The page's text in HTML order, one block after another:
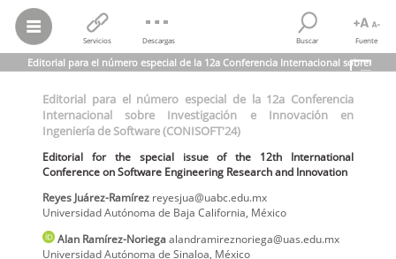
Servicios Descargas Buscar Fuente
Editorial para el número especial de la 12a Conferencia Internacional sobre
Investigación e Innovación en Ingeniería de Software (CONISOFT'24)
Reyes Juárez-Ramírez; Alan Ramírez-Noriega; José Alfonso Aguilar-
Calderón; et al.
Editorial para el número especial de la 12a Conferencia Internacional
(CONISOFT'24)
Editorial for the special issue of the 12th International Conference on
Revista de Investigación en Tecnologías de la Información,
núm. 27, Esp., pp. 1-3, 2024
Editorial para el número especial de la 12a Conferencia
Internacional sobre Investigación e Innovación en
Ingeniería de Software (CONISOFT'24)
Editorial for the special issue of the 12th International
Conference on Software Engineering Research and Innovation
Reyes Juárez-Ramírez reyesjua@uabc.edu.mx
Universidad Autónoma de Baja California, México
Alan Ramírez-Noriegaalandramireznoriega@uas.edu.mx
Universidad Autónoma de Sinaloa, México